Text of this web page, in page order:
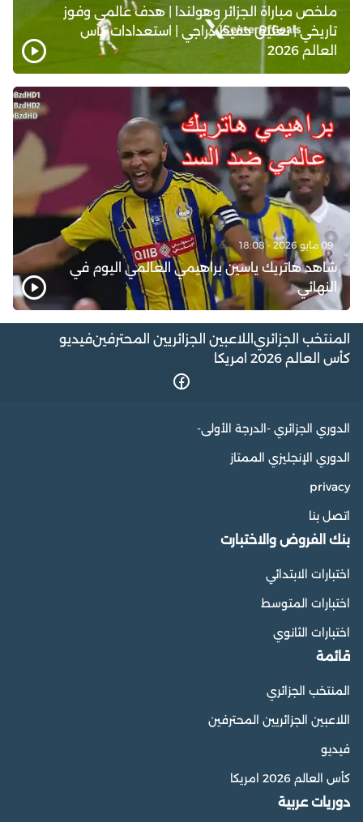
ملخص مباراة الجزائر وهولندا | هدف عالمي وفوز
تاريخي | تعليق حفيظ دراجي | استعدادات كأس
العالم 2026
09 مايو 2026 - 18:08
شاهد هاتريك ياسين براهيمي العالمي اليوم في
النهائي
المنتخب الجزائري اللاعبين الجزائريين المحترفينفيديو
كأس العالم 2026 امريكا
الدوري الجزائري -الدرجة الأولى-
الدوري الإنجليزي الممتاز
privacy
اتصل بنا
بنك الفروض والاختبارت
اختبارات الابتدائي
اختبارات المتوسط
اختبارات الثانوي
قائمة
المنتخب الجزائري
اللاعبين الجزائريين المحترفين
فيديو
كأس العالم 2026 امريكا
دوريات عربية